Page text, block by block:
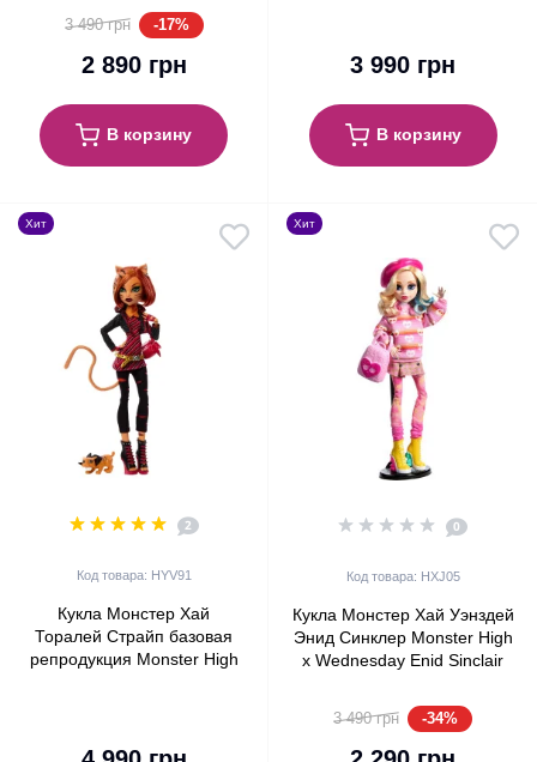
Rave’N Mattel Creations
(HXJ03)
3 490 грн -17%
2 890 грн
В корзину
3 990 грн
В корзину
Хит
2
Код товара: HYV91
Кукла Монстер Хай
Торалей Страйп базовая
репродукция Monster High
Хит
0
Код товара: HXJ05
Кукла Монстер Хай Уэнздей
Энид Синклер Monster High
x Wednesday Enid Sinclair
3 490 грн
-34%